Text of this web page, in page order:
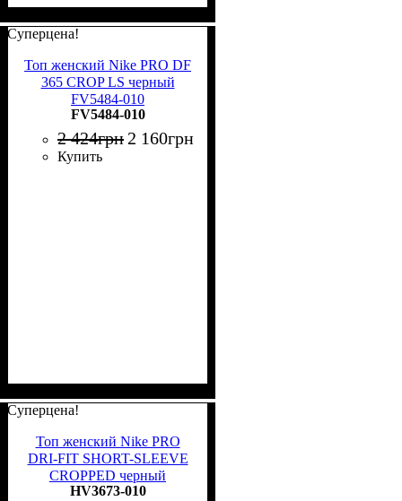
Суперцена!
Топ женский Nike PRO DF
365 CROP LS черный
FV5484-010
FV5484-010
2 424грн 2 160грн
Купить
Суперцена!
Топ женский Nike PRO
DRI-FIT SHORT-SLEEVE
CROPPED черный
HV3673-010
HV3673-010